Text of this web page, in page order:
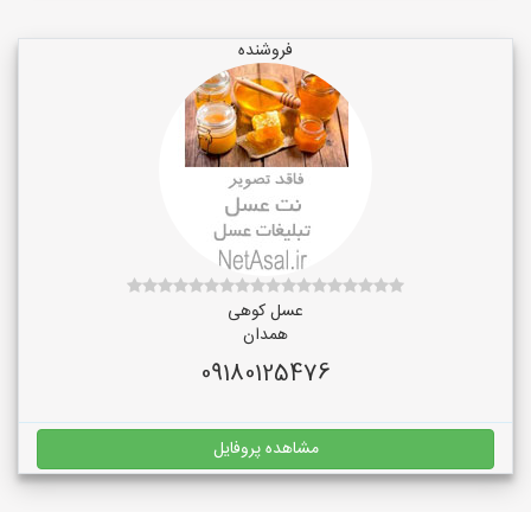
فروشنده
عسل کوهی
همدان
09180125476
مشاهده پروفایل